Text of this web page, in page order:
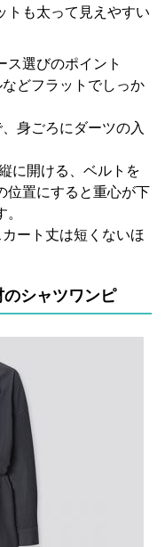
も太って見えやすい
ス選びのポイント
どフラットでしっか
身ごろにダーツの入
に開ける、ベルトを
位置にすると重心が下
ート丈は短くないほ
シャツワンピ